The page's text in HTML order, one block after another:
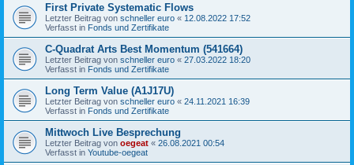
First Private Systematic Flows
Letzter Beitrag von schneller euro « 12.08.2022 17:52
Verfasst in Fonds und Zertifikate
C-Quadrat Arts Best Momentum (541664)
Letzter Beitrag von schneller euro « 27.03.2022 18:20
Verfasst in Fonds und Zertifikate
Long Term Value (A1J17U)
Letzter Beitrag von schneller euro « 24.11.2021 16:39
Verfasst in Fonds und Zertifikate
Mittwoch Live Besprechung
Letzter Beitrag von oegeat « 26.08.2021 00:54
Verfasst in Youtube-oegeat